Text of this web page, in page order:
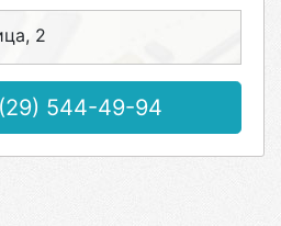
2
544-49-94